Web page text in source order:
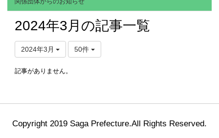
関係団体からのお知らせ
2024年3月の記事一覧
2024年3月 50件
記事がありません。
Copyright 2019 Saga Prefecture.All Rights Reserved.